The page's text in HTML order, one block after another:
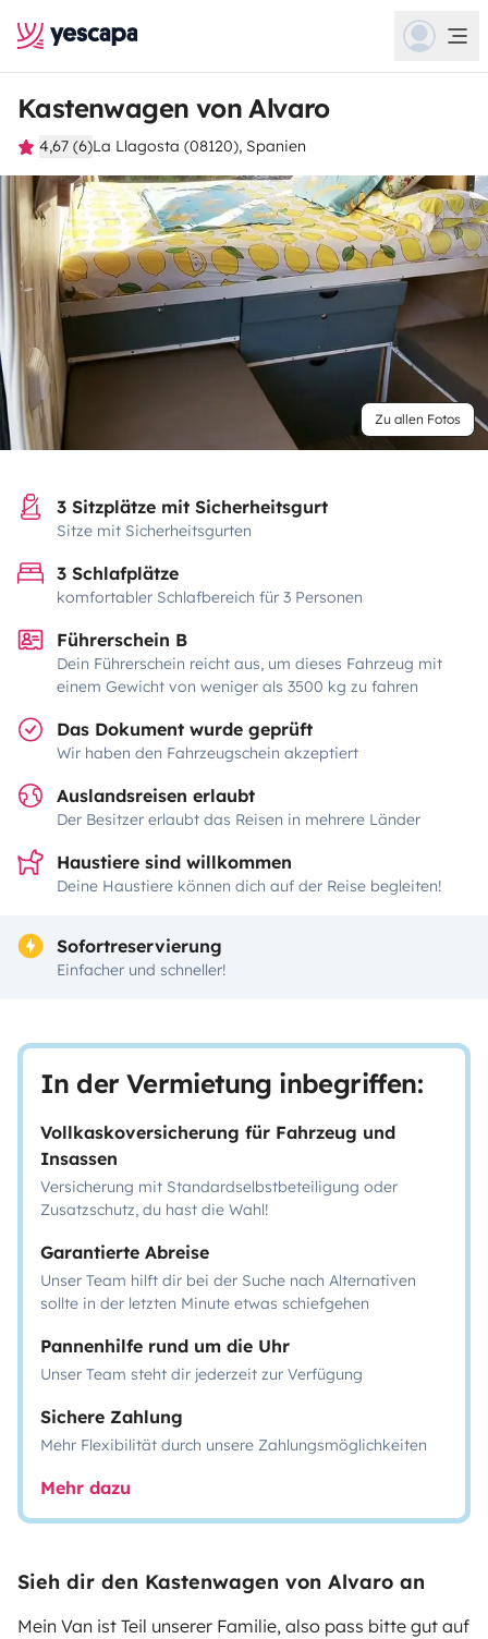
Kastenwagen von Alvaro
4,67 (6)La Llagosta (08120), Spanien
Zu allen Fotos
3 Sitzplätze mit Sicherheitsgurt
Sitze mit Sicherheitsgurten
3 Schlafplätze
komfortabler Schlafbereich für 3 Personen
Führerschein B
Dein Führerschein reicht aus, um dieses Fahrzeug mit
einem Gewicht von weniger als 3500 kg zu fahren
Das Dokument wurde geprüft
Wir haben den Fahrzeugschein akzeptiert
Auslandsreisen erlaubt
Der Besitzer erlaubt das Reisen in mehrere Länder
Haustiere sind willkommen
Deine Haustiere können dich auf der Reise begleiten!
Sofortreservierung
Einfacher und schneller!
In der Vermietung inbegriffen:
Vollkaskoversicherung für Fahrzeug und
Insassen
Versicherung mit Standardselbstbeteiligung oder
Zusatzschutz, du hast die Wahl!
Garantierte Abreise
Unser Team hilft dir bei der Suche nach Alternativen
sollte in der letzten Minute etwas schiefgehen
Pannenhilfe rund um die Uhr
Unser Team steht dir jederzeit zur Verfügung
Sichere Zahlung
Mehr Flexibilität durch unsere Zahlungsmöglichkeiten
Mehr dazu
Sieh dir den Kastenwagen von Alvaro an
Mein Van ist Teil unserer Familie, also pass bitte gut auf